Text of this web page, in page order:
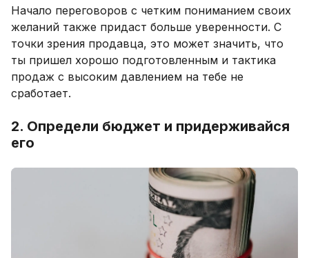
Начало переговоров с четким пониманием своих
желаний также придаст больше уверенности. С
точки зрения продавца, это может значить, что
ты пришел хорошо подготовленным и тактика
продаж с высоким давлением на тебе не
сработает.
2. Определи бюджет и придерживайся
его